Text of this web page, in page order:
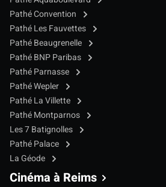
Pathé Convention
Pathé Les Fauvettes
Pathé Beaugrenelle
Pathé BNP Paribas
Pathé Parnasse
Pathé Wepler
Pathé La Villette
Pathé Montparnos
Les 7 Batignolles
Pathé Palace
La Géode
Cinéma à Reims